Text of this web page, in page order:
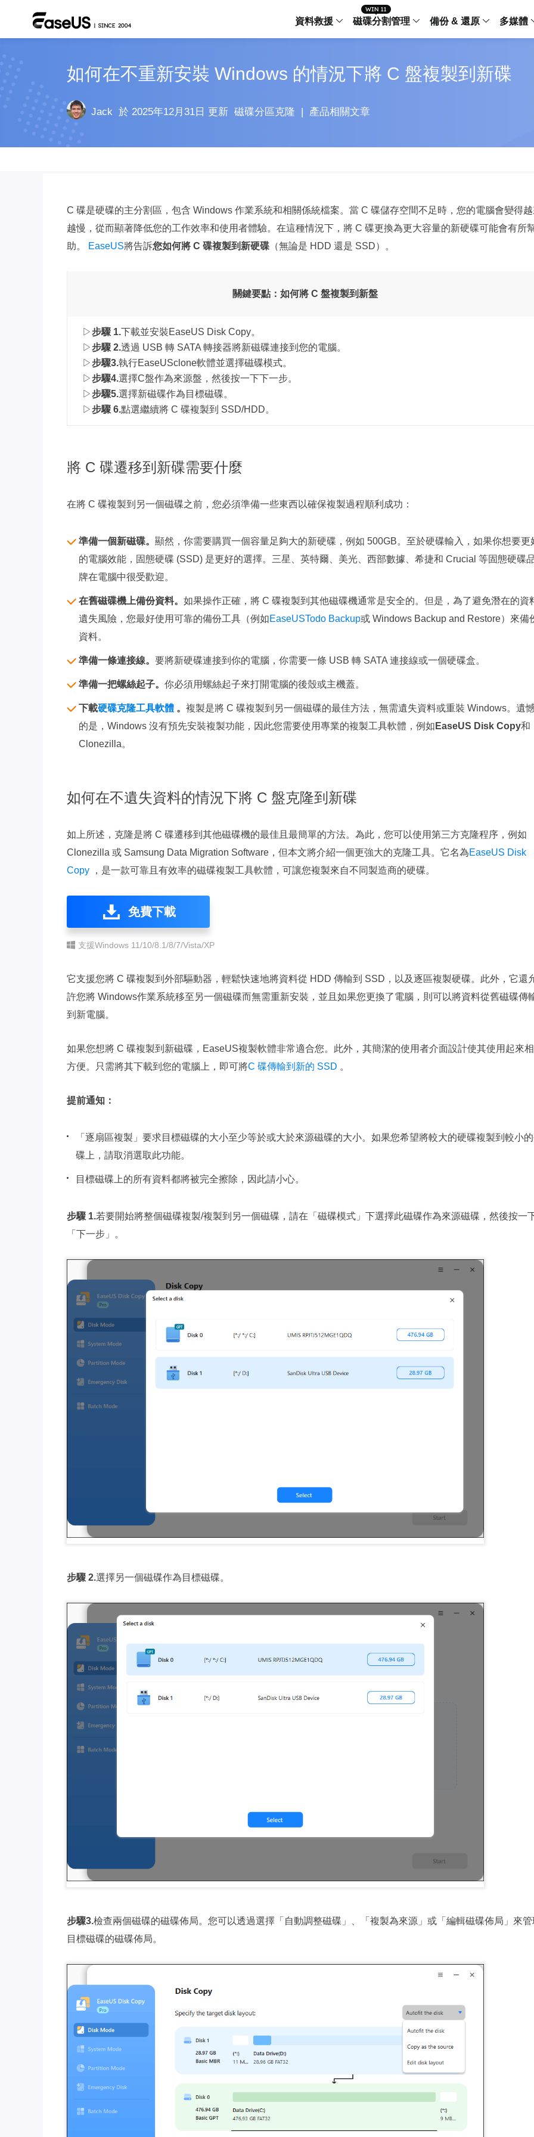
資料救援
Data Recovery Wizard
Windows 資料救援
Data Recovery Wizard for Mac
MobiSaver (IOS & Android)
Fixo AI-Powered
修復影片、照片和檔案
Exchange Recovery
磁碟分割管理
Partition Master
Windows 磁碟分割管理工
Disk Copy
備份 & 還原
Todo
個人備
中央控管
智能
多媒體
傳輸軟體
更多產品軟體
Todo
電腦之間傳輸
AppMove
OS2Go
如何在不重新安裝 Windows 的情況下將 C 盤複製到新碟
Jack 於 2025年12月31日 更新 磁碟分區克隆 | 產品相關文章
C 碟是硬碟的主分割區，包含 Windows 作業系統和相關係統檔案。當 C 碟儲存空間不足時，您的電腦會變得
越慢，從而顯著降低您的工作效率和使用者體驗。在這種情況下，將 C 碟更換為更大容量的新硬碟可能會有所
助。
EaseUS將告訴您如何將 C 碟複製到新硬碟 （無論是 HDD 還是 SSD）。
關鍵要點：如何將 C 盤複製到新盤
▷步驟 1.下載並安裝EaseUS Disk Copy。
▷步驟 2.透過 USB 轉 SATA 轉接器將新磁碟連接到您的電腦。
▷步驟3.執行EaseUSclone軟體並選擇磁碟模式。
▷步驟4.選擇C盤作為來源盤，然後按一下下一步。
▷步驟5.選擇新磁碟作為目標磁碟。
▷步驟 6.點選繼續將 C 碟複製到 SSD/HDD。
將 C 碟遷移到新碟需要什麼
在將 C 碟複製到另一個磁碟之前，您必須準備一些東西以確保複製過程順利成功：
準備一個新磁碟。 顯然，你需要購買一個容量足夠大的新硬碟，例如 500GB。至於硬碟輸入，如果你想要更
的電腦效能，固態硬碟 (SSD) 是更好的選擇。三星、英特爾、美光、西部數據、希捷和 Crucial 等固態硬碟
牌在電腦中很受歡迎。
在舊磁碟機上備份資料。 如果操作正確，將 C 碟複製到其他磁碟機通常是安全的。但是，為了避免潛在的資
遺失風險，您最好使用可靠的備份工具（例如EaseUSTodo Backup或 Windows Backup and Restore）來備
資料。
準備一條連接線。 要將新硬碟連接到你的電腦，你需要一條 USB 轉 SATA 連接線或一個硬碟盒。
準備一把螺絲起子。 你必須用螺絲起子來打開電腦的後殼或主機蓋。
下載硬碟克隆工具軟體 。 複製是將 C 碟複製到另一個磁碟的最佳方法，無需遺失資料或重裝 Windows。遺
的是，Windows 沒有預先安裝複製功能，因此您需要使用專業的複製工具軟體，例如 EaseUS Disk Copy和
Clonezilla。
如何在不遺失資料的情況下將 C 盤克隆到新碟
如上所述，克隆是將 C 碟遷移到其他磁碟機的最佳且最簡單的方法。為此，您可以使用第三方克隆程序，例如
Clonezilla 或 Samsung Data Migration Software，但本文將介紹一個更強大的克隆工具。它名為EaseUS Disk
Copy ，是一款可靠且有效率的磁碟複製工具軟體，可讓您複製來自不同製造商的硬碟。
免費下載
支援Windows 11/10/8.1/8/7/Vista/XP
它支援您將 C 碟複製到外部驅動器，輕鬆快速地將資料從 HDD 傳輸到 SSD，以及逐區複製硬碟。此外，它還
許您將 Windows作業系統移至另一個磁碟而無需重新安裝，並且如果您更換了電腦，則可以將資料從舊磁碟傳
到新電腦。
如果您想將 C 碟複製到新磁碟，EaseUS複製軟體非常適合您。此外，其簡潔的使用者介面設計使其使用起來
方便。只需將其下載到您的電腦上，即可將C 碟傳輸到新的 SSD 。
提前通知：
「逐扇區複製」要求目標磁碟的大小至少等於或大於來源磁碟的大小。如果您希望將較大的硬碟複製到較小
碟上，請取消選取此功能。
目標磁碟上的所有資料都將被完全擦除，因此請小心。
步驟 1.若要開始將整個磁碟複製/複製到另一個磁碟，請在「磁碟模式」下選擇此磁碟作為來源磁碟，然後按一
「下一步」。
步驟 2.選擇另一個磁碟作為目標磁碟。
步驟3.檢查兩個磁碟的磁碟佈局。您可以透過選擇「自動調整磁碟」、「複製為來源」或「編輯磁碟佈局」來管
目標磁碟的磁碟佈局。